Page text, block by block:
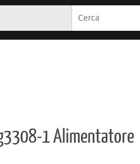
1 Alimentatore